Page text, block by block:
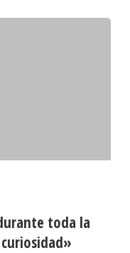
toda la